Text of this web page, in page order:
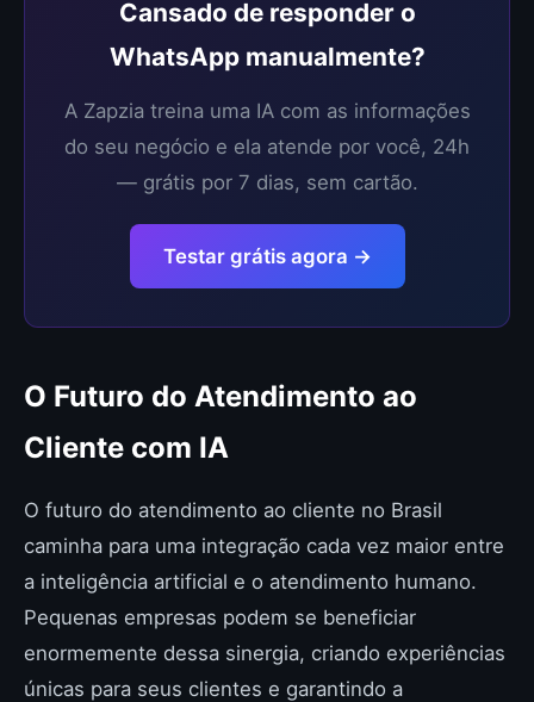
Cansado de responder o
WhatsApp manualmente?
A Zapzia treina uma IA com as informações
do seu negócio e ela atende por você, 24h
— grátis por 7 dias, sem cartão.
Testar grátis agora →
O Futuro do Atendimento ao
Cliente com IA
O futuro do atendimento ao cliente no Brasil
caminha para uma integração cada vez maior entre
a inteligência artificial e o atendimento humano.
Pequenas empresas podem se beneficiar
enormemente dessa sinergia, criando experiências
únicas para seus clientes e garantindo a